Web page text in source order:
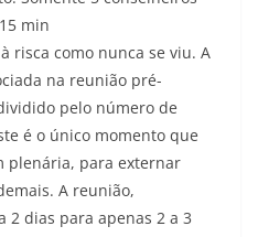
min
risca como nunca se viu. A
na reunião pré-
pelo número de
é o único momento que
plenária, para externar
A reunião,
2 dias para apenas 2 a 3